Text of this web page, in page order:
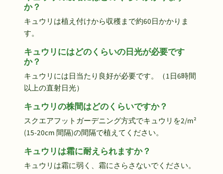
か？
キュウリは植え付けから収穫まで約60日かかりま
す。
キュウリにはどのくらいの日光が必要です
か？
キュウリには日当たり良好が必要です。（1日6時間
以上の直射日光）
キュウリの株間はどのくらいですか？
スクエアフットガーデニング方式でキュウリを2/m²
(15-20cm 間隔)の間隔で植えてください。
キュウリは霜に耐えられますか？
キュウリは霜に弱く、霜にさらさないでください。